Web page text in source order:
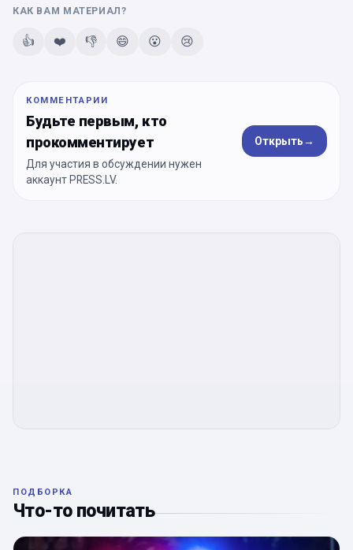
КАК ВАМ МАТЕРИАЛ?
👍 ❤️ 👎 😄 😮 😢
КОММЕНТАРИИ
Будьте первым, кто
прокомментирует
Для участия в обсуждении нужен
аккаунт PRESS.LV.
Открыть→
ПОДБОРКА
Что-то почитать